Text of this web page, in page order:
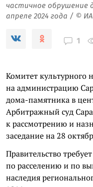
частичное обрушение
апреле 2024 года / ©
1
Комитет культурного
на администрацию
дома-памятника в
Арбитражный суд
к рассмотрению и
заседание на 28
Правительство
по расселению и по
наследия